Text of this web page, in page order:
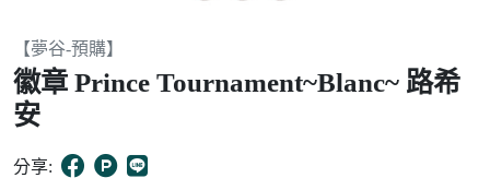
Item
2
of
10
【夢谷-預購】
徽章 Prince Tournament~Blanc~ 路希
安
分享: